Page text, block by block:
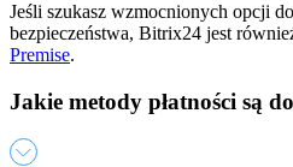
Jeśli szukasz wzmocnionych opcji
bezpieczeństwa, Bitrix24 jest
Premise.
Jakie metody płatności są